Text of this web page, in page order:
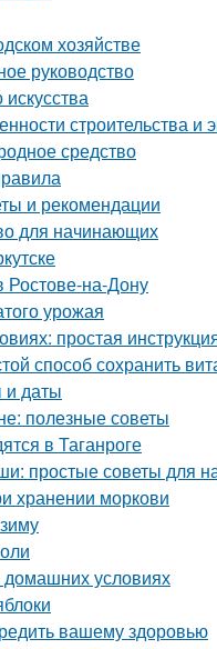
хозяйстве
руководство
строительства и
средство
и рекомендации
для начинающих
Ростове-на-Дону
урожая
простая
способ сохранить
и даты
полезные советы
в Таганроге
простые советы для
хранении моркови
домашних условиях
вашему здоровью